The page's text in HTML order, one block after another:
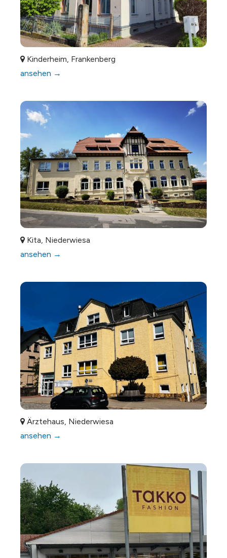
Kinderheim, Frankenberg
ansehen →
Kita, Niederwiesa
ansehen →
Ärztehaus, Niederwiesa
ansehen →